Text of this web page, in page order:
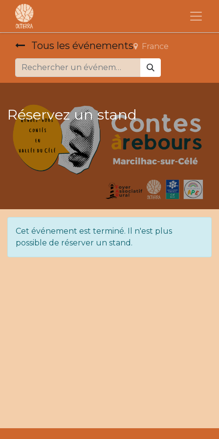
Tous les événements France
Réservez un stand
Cet événement est terminé. Il n'est plus
possible de réserver un stand.